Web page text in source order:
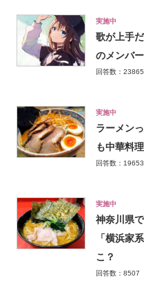
実施中
歌が上手
のメンバ
回答数：23865
実施中
ラーメン
も中華料
回答数：19653
実施中
神奈川県
「横浜家
こ？
回答数：8507